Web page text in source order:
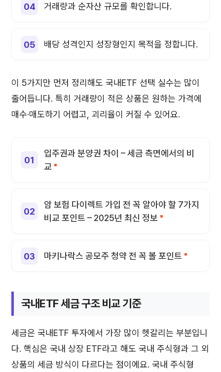
거래량과 순자산 규모를 확인합니다.
배당 성격인지 성장형인지 목적을 정합니다.
이 5가지만 먼저 정리해도 국내ETF 선택 실수는 많이
줄어듭니다. 특히 거래량이 적은 상품은 원하는 가격에
매수·매도하기 어렵고, 괴리율이 커질 수 있어요.
입주권과 분양권 차이 – 세금 측면에서의 비
교
암 보험 다이렉트 가입 전 꼭 알아야 할 7가지
비교 포인트 – 2025년 최신 정보
마키나락스 공모주 청약 전 꼭 볼 포인트
국내ETF 세금 구조 비교 기준
세금은 국내ETF 투자에서 가장 많이 헷갈리는 부분입니
다. 핵심은 국내 상장 ETF라고 해도 국내 주식형과 그 외
상품의 세금 방식이 다르다는 점이에요. 국내 주식형